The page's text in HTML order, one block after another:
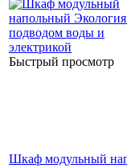
Быстрый просмотр
Шкаф модульный